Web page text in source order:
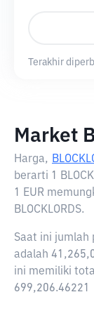
Terakhir
Market
Harga,
berarti 1
1 EUR
BLOCKLORDS.
Saat ini jumlah
adalah
ini memiliki
699,206.46221